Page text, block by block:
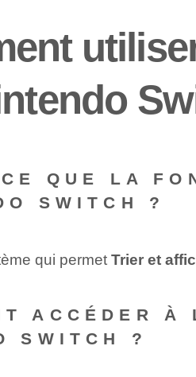
QUE LA
SWITCH ?
qui permet Trier et
ACCÉDER
SWITCH ?